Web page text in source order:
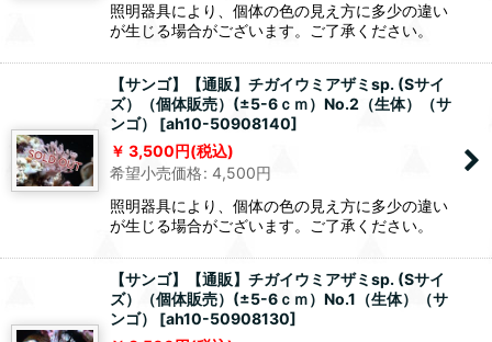
照明器具により、個体の色の見え方に多少の違い
が生じる場合がございます。ご了承ください。
【サンゴ】【通販】チガイウミアザミsp. (Sサイ
ズ）（個体販売）(±5-6ｃｍ）No.2（生体）（サ
ンゴ）
[ah10-50908140]
3,500円(税込)
希望小売価格: 4,500円
照明器具により、個体の色の見え方に多少の違い
が生じる場合がございます。ご了承ください。
【サンゴ】【通販】チガイウミアザミsp. (Sサイ
ズ）（個体販売）(±5-6ｃｍ）No.1（生体）（サ
ンゴ）
[ah10-50908130]